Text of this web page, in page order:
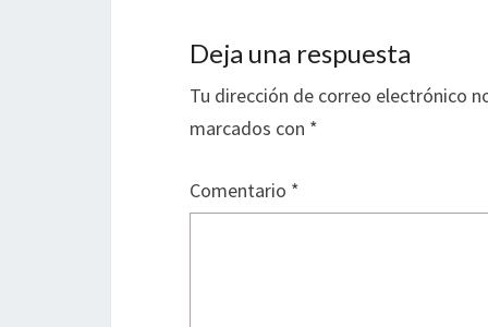
Deja una respuesta
Tu dirección de correo electrónico
marcados con *
Comentario *